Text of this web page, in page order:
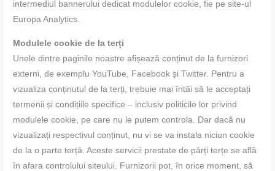
intermediul bannerului dedicat modulelor cookie, fie pe site-ul
Europa Analytics.
Modulele cookie de la terți
Unele dintre paginile noastre afișează conținut de la furnizori
externi, de exemplu YouTube, Facebook și Twitter. Pentru a
vizualiza conținutul de la terți, trebuie mai întâi să le acceptați
termenii și condițiile specifice – inclusiv politicile lor privind
modulele cookie, pe care nu le putem controla. Dar dacă nu
vizualizați respectivul conținut, nu vi se va instala niciun cookie
de la o parte terță. Aceste servicii prestate de părți terțe se află
în afara controlului siteului. Furnizorii pot, în orice moment, să